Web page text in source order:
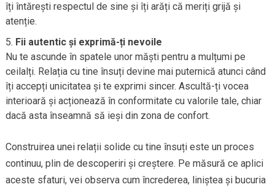
îți întărești respectul de sine și îți arăți că meriți grijă și
atenție.
Fii autentic și exprimă-ți nevoile
Nu te ascunde în spatele unor măști pentru a mulțumi pe
ceilalți. Relația cu tine însuți devine mai puternică atunci când
îți accepți unicitatea și te exprimi sincer. Ascultă-ți vocea
interioară și acționează în conformitate cu valorile tale, chiar
dacă asta înseamnă să ieși din zona de confort.
Construirea unei relații solide cu tine însuți este un proces
continuu, plin de descoperiri și creștere. Pe măsură ce aplici
aceste sfaturi, vei observa cum încrederea, liniștea și bucuria